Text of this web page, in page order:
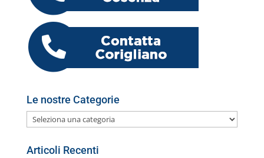
o
k
p er
M
ai
l
di
Le nostre Categorie
Le
nostre
Categorie
Articoli Recenti